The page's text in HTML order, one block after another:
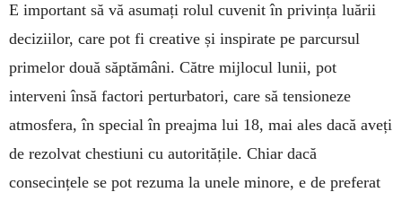
E important să vă asumați rolul cuvenit în privința luării
deciziilor, care pot fi creative și ins­pirate pe parcursul
primelor două săptămâni. Către mijlocul lunii, pot
interveni însă factori pertur­batori, care să tensioneze
atmosfera, în special în preajma lui 18, mai ales dacă aveți
de rezolvat chestiuni cu autoritățile. Chiar dacă
consecințele se pot rezuma la unele minore, e de preferat